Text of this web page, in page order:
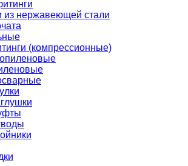
из нержавеющей стали
(компрессионные)